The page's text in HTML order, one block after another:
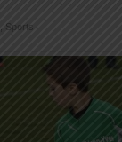
Sports